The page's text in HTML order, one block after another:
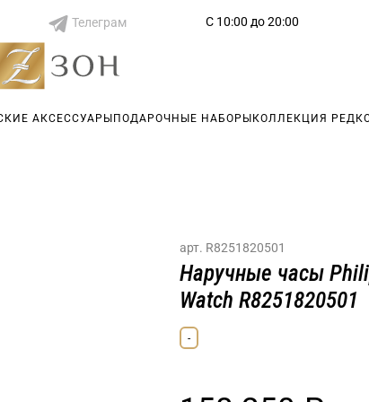
Телеграм С 10:00 до 20:00
АКСЕССУАРЫ ПОДАРОЧНЫЕ НАБОРЫ КОЛЛЕКЦИЯ
арт. R8251820501
Наручные часы
Watch R8251820501
-